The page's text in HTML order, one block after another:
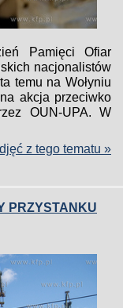
Pamięci Ofiar
nacjonalistów
temu na Wołyniu
akcja przeciwko
OUN-UPA. W
z tego tematu »
PRZYSTANKU